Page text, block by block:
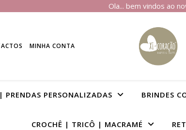
Ola... bem vindos ao
MINHA CONTA
PRENDAS PERSONALIZADAS BRINDES
CROCHÊ | TRICÔ | MACRAMÉ